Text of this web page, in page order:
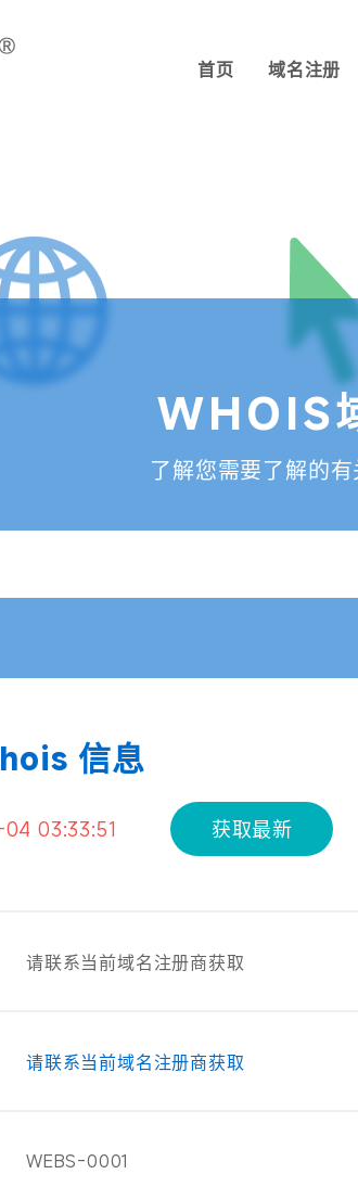
首页 域名注册
WHOIS
了解您需要了解的
信息
03:33:51 获取最新
请联系当前域名注册商获取
请联系当前域名注册商获取
WEBS-0001